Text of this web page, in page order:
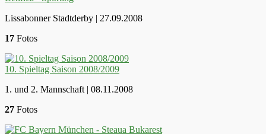
Lissabonner Stadtderby | 27.09.2008
17 Fotos
10. Spieltag Saison 2008/2009
1. und 2. Mannschaft | 08.11.2008
27 Fotos